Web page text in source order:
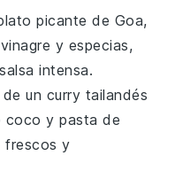
picante de Goa,
vinagre y especias,
salsa intensa.
un curry tailandés
coco ypasta de
frescos y